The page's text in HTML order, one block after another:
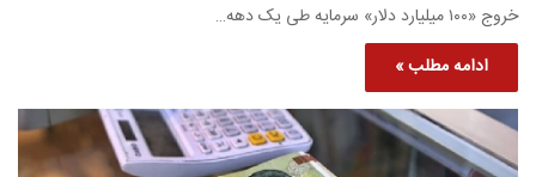
خروج «۱۰۰ میلیارد دلار» سرمایه طی یک دهه…
ادامه مطلب »